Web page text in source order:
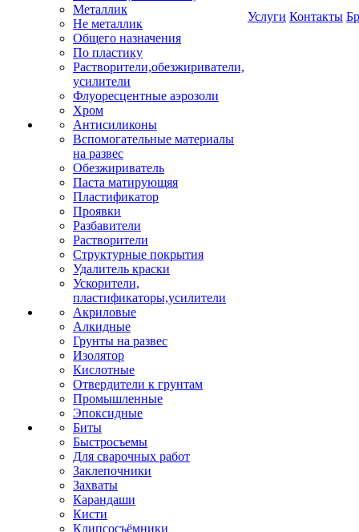
Металлик
Не металлик
Общего назначения
По пластику
Растворители,обезжириватели,
усилители
Флуоресцентные аэрозоли
Хром
Антисиликоны
Вспомогательные материалы
на развес
Обезжириватель
Паста матирующяя
Пластификатор
Проявки
Разбавители
Растворители
Структурные покрытия
Удалитель краски
Ускорители,
пластификаторы,усилители
Акриловые
Алкидные
Грунты на развес
Изолятор
Кислотные
Отвердители к грунтам
Промышленные
Эпоксидные
Биты
Быстросъемы
Для сварочных работ
Заклепочники
Захваты
Карандаши
Кисти
Клипсосъёмники
Услуги Контакты